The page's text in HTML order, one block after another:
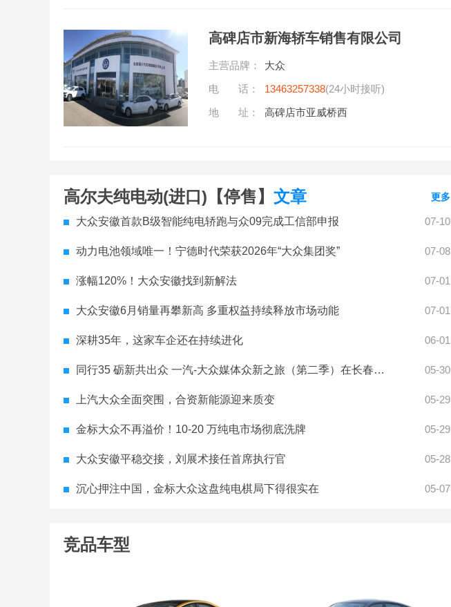
高碑店市新海轿车销售有限公司
主营品牌：
大众
电 话：
13463257338(24小时接听)
地 址：
高碑店市亚威桥西
高尔夫纯电动(进口)【停售】 文章 更多
大众安徽首款B级智能纯电轿跑与众09完成工信部申报 07-10
动力电池领域唯一！宁德时代荣获2026年“大众集团奖” 07-08
涨幅120%！大众安徽找到新解法 07-01
大众安徽6月销量再攀新高 多重权益持续释放市场动能 07-01
深耕35年，这家车企还在持续进化 06-01
同行35 砺新共出众 一汽-大众媒体众新之旅（第二季）在长春举行 05-30
上汽大众全面突围，合资新能源迎来质变 05-29
金标大众不再溢价！10-20 万纯电市场彻底洗牌 05-29
大众安徽平稳交接，刘展术接任首席执行官 05-28
沉心押注中国，金标大众这盘纯电棋局下得很实在 05-07
竞品车型